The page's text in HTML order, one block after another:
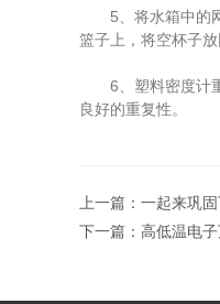
5、将水箱中的网
篮子上，将空杯子
6、塑料密度计重
良好的重复性。
上一篇： 一起来巩
下一篇： 高低温电